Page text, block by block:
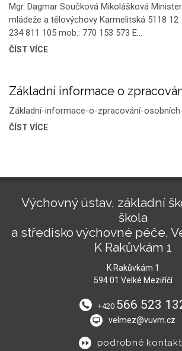
Mgr. Dagmar Součková Mikolášková
mládeže a tělovýchovy Karmelitská 5118 12
234 811 105 mob.: 770 153 573 E…
ČÍST VÍCE
Základní informace o
Základní-informace-o-zpracování-
ČÍST VÍCE
Výchovný ústav, základní
škola
a středisko výchovné péče,
K Rakůvkám 1
K Rakůvkám 1
594 01 Velké Meziříčí
+420 566 523
velmez@vuvm.cz
podrobné